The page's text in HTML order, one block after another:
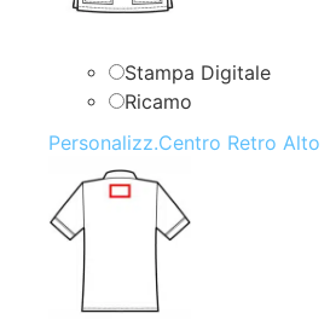
Stampa Digitale
Ricamo
Personalizz.Centro Retro Alto